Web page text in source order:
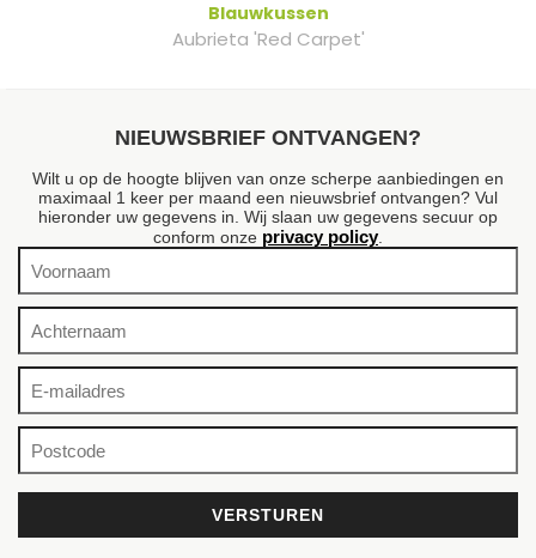
Blauwkussen
Aubrieta 'Red Carpet'
NIEUWSBRIEF ONTVANGEN?
Wilt u op de hoogte blijven van onze scherpe aanbiedingen en
maximaal 1 keer per maand een nieuwsbrief ontvangen? Vul
hieronder uw gegevens in. Wij slaan uw gegevens secuur op
conform onze privacy policy.